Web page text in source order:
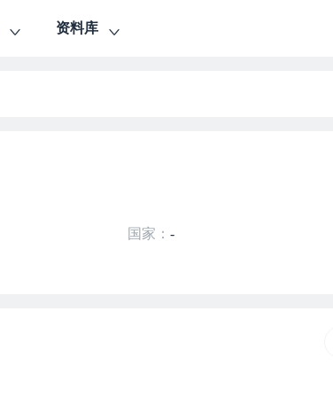
资料库
国家： -